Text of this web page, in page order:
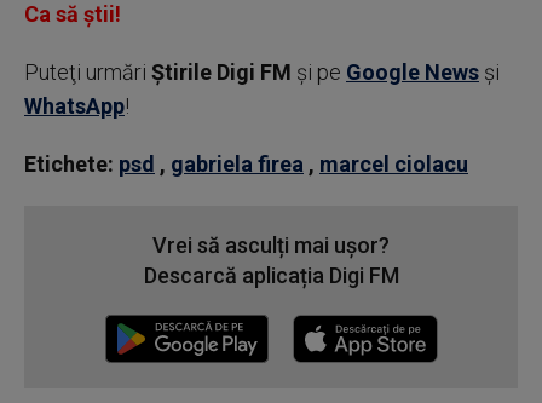
Ca să știi!
Puteţi urmări Știrile Digi FM şi pe Google News şi
WhatsApp!
Etichete: psd , gabriela firea , marcel ciolacu
Vrei să asculți mai ușor?
Descarcă aplicația Digi FM